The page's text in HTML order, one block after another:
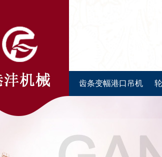
齿条变幅港口吊机